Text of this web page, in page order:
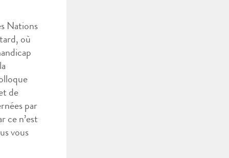
Nations
où
de
par
ce n’est
vous